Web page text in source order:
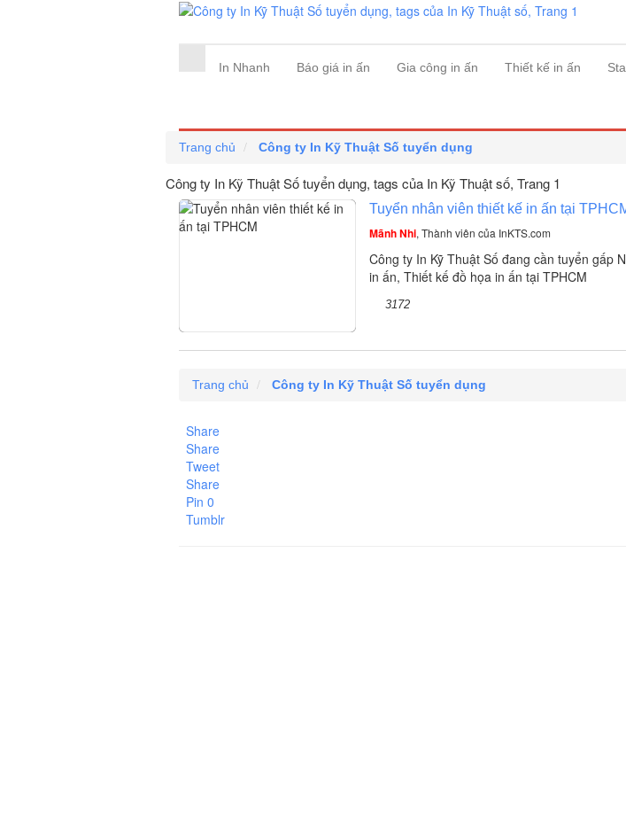
In Nhanh Báo giá in ấn Gia công in ấn Thiết kế in ấn
Trang chủ Công ty In Kỹ Thuật Số tuyển dụng
Công ty In Kỹ Thuật Số tuyển dụng, tags của In Kỹ Thuật số, Trang 1
Tuyển nhân viên thiết kế in ấn tại
Mãnh Nhi, Thành viên của InKTS.com
Công ty In Kỹ Thuật Số đang cần tuyển gấp
in ấn, Thiết kế đồ họa in ấn tại TPHCM
3172
Trang chủ Công ty In Kỹ Thuật Số tuyển dụng
Share
Share
Tweet
Share
Pin 0
Tumblr